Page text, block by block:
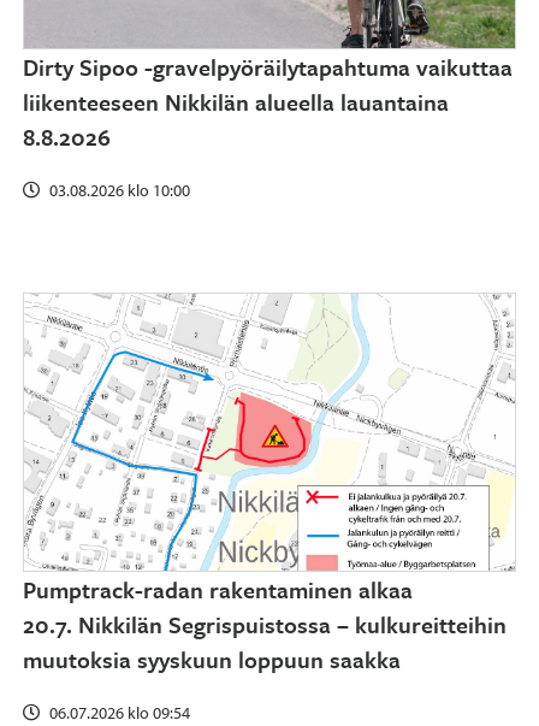
Dirty Sipoo -gravelpyöräilytapahtuma vaikuttaa
liikenteeseen Nikkilän alueella lauantaina
8.8.2026
03.08.2026 klo 10:00
Pumptrack-radan rakentaminen alkaa
20.7. Nikkilän Segrispuistossa – kulkureitteihin
muutoksia syyskuun loppuun saakka
06.07.2026 klo 09:54